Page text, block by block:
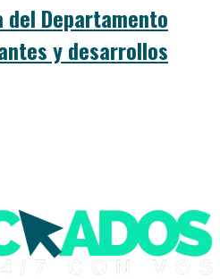
del Departamento
y desarrollos